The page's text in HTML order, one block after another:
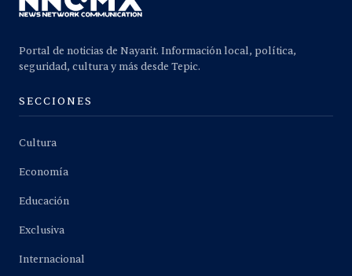
Portal de noticias de Nayarit. Información local, política,
seguridad, cultura y más desde Tepic.
SECCIONES
Cultura
Economía
Educación
Exclusiva
Internacional